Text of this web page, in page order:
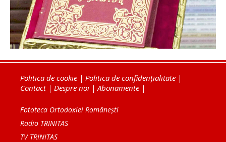
Politica de cookie | Politica de confidențialitate |
Contact| Despre noi | Abonamente |
Fototeca Ortodoxiei Românești
Radio TRINITAS
TV TRINITAS